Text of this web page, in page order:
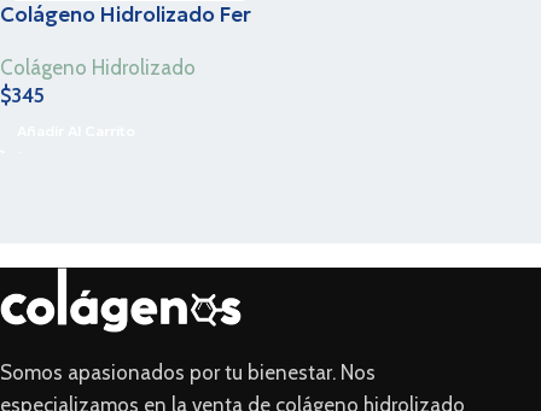
Colágeno Hidrolizado Fer
1.1 Kg
Colágeno Hidrolizado
$345
Somos apasionados por tu bienestar. Nos
especializamos en la venta de colágeno hidrolizado